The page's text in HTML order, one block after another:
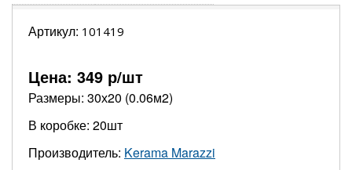
Артикул: 101419
Цена: 349 р/шт
Размеры: 30х20 (0.06м2)
В коробке: 20шт
Производитель: Kerama Marazzi